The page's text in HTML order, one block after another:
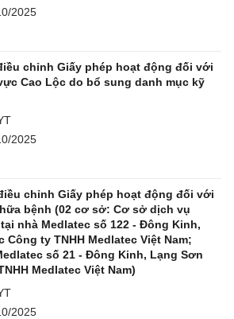
2025
chỉnh Giấy phép hoạt động đối với
Cao Lộc do bổ sung danh mục kỹ
2025
chỉnh Giấy phép hoạt động đối với
bệnh (02 cơ sở: Cơ sở dịch vụ
nhà Medlatec số 122 - Đông Kinh,
ty TNHH Medlatec Việt Nam;
số 21 - Đông Kinh, Lạng Sơn
Medlatec Việt Nam)
2025